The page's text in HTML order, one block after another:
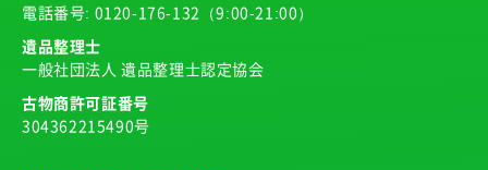
電話番号: 0120-176-132 （9:00-21:00）
遺品整理士
一般社団法人 遺品整理士認定協会
古物商許可証番号
304362215490号